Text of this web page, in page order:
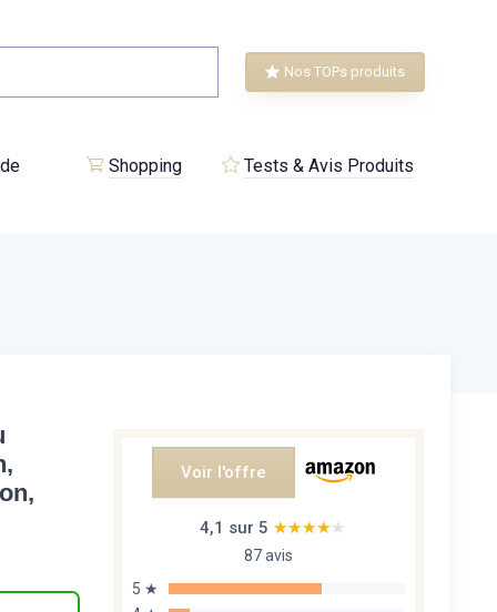
Nos TOPs produits
Shopping Tests & Avis Produits
Voir l'offre
4,1 sur 5 ★★★★★
★★★★★
87 avis
5 ★